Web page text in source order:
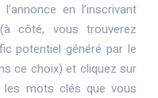
en l’inscrivant
côté, vous trouverez
potentiel généré par le
ce choix) et cliquez sur
les mots clés que vous